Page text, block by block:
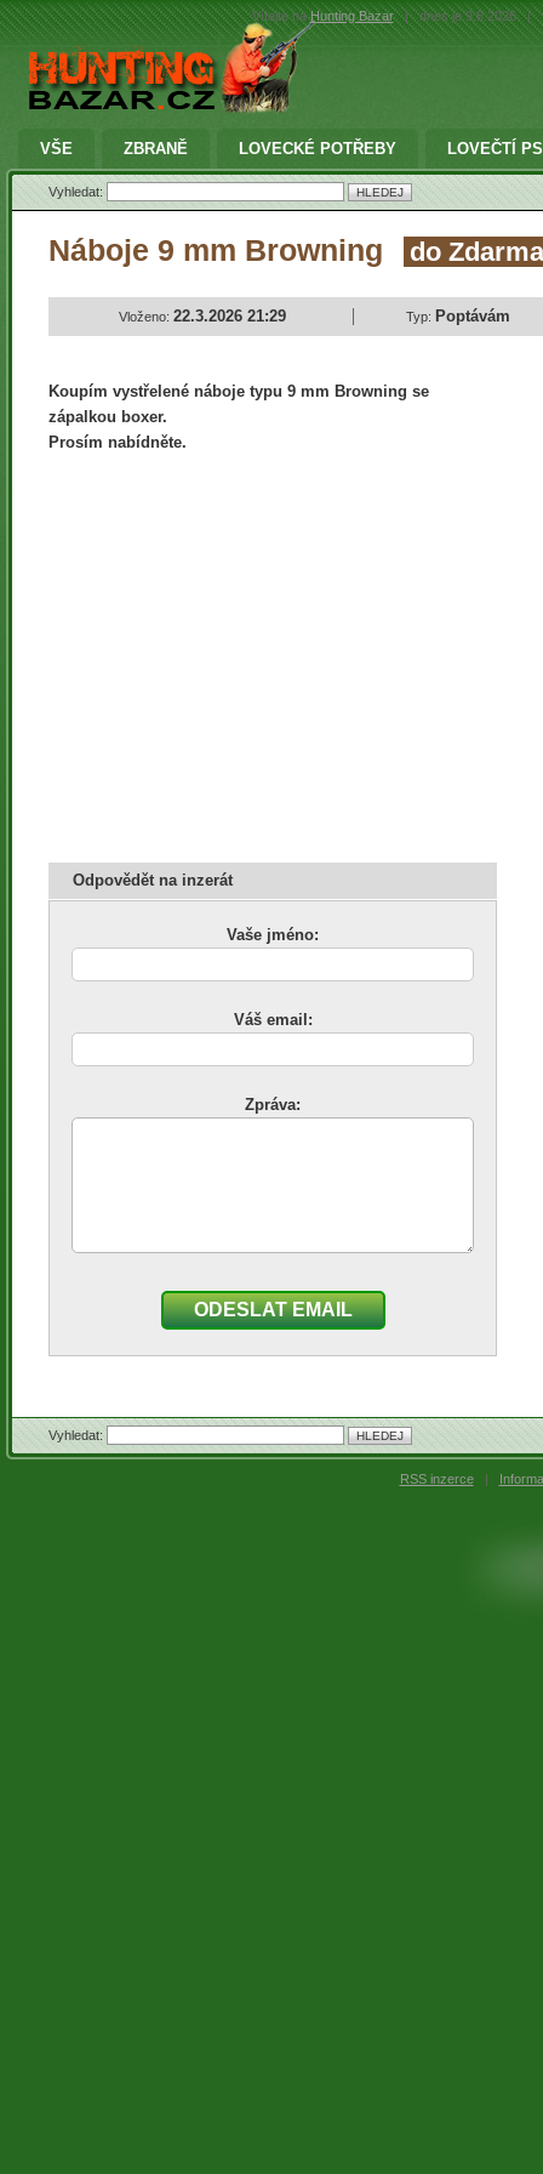
Vítejte naHunting Bazar | dnes je 9.8.2026 |
VŠE ZBRANĚ LOVECKÉ POTŘEBY LOVEČTÍ
Vyhledat:
Náboje 9 mm Browning do Zdarma
Vloženo: 22.3.2026 21:29 Typ: Poptávám
Koupím vystřelené náboje typu 9 mm Browning se
zápalkou boxer.
Prosím nabídněte.
Odpovědět na inzerát
Vaše jméno:
Váš email:
Zpráva:
ODESLAT EMAIL
Vyhledat:
RSS inzerce |